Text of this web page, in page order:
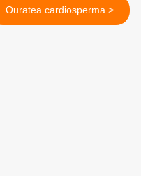
Ouratea cardiosperma >